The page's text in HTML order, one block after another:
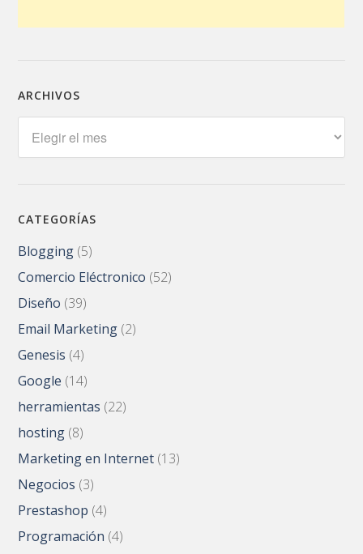
ARCHIVOS
CATEGORÍAS
Blogging (5)
Comercio Eléctronico (52)
Diseño (39)
Email Marketing (2)
Genesis (4)
Google (14)
herramientas (22)
hosting (8)
Marketing en Internet (13)
Negocios (3)
Prestashop (4)
Programación (4)